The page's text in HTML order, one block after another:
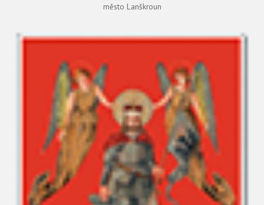
město Lanškroun